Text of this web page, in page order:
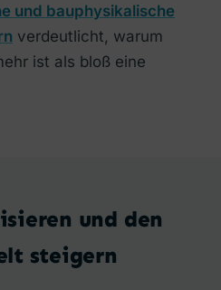
und bauphysikalische
verdeutlicht, warum
ist als bloß eine
und den
steigern